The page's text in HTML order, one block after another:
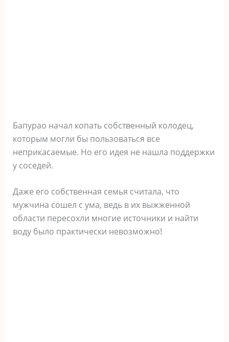
Бапурао начал копать собственный колодец,
которым могли бы пользоваться все
неприкасаемые. Но его идея не нашла поддержки
у соседей.
Даже его собственная семья считала, что
мужчина сошел с ума, ведь в их выжженной
области пересохли многие источники и найти
воду было практически невозможно!